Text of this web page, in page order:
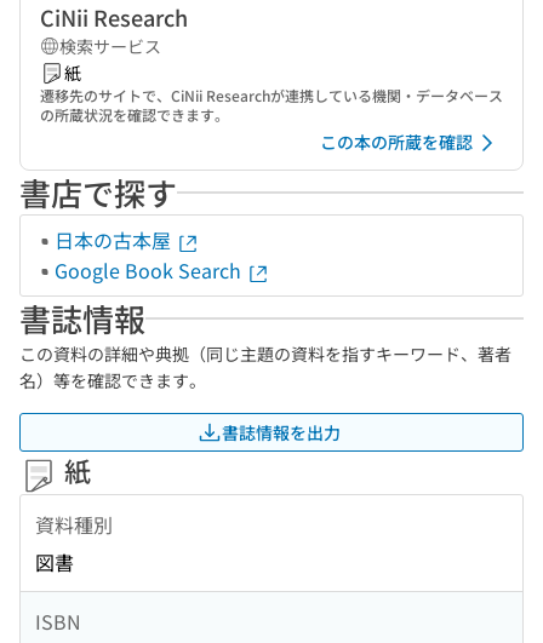
CiNii Research
検索サービス
紙
遷移先のサイトで、CiNii Researchが連携している機関・データベース
の所蔵状況を確認できます。
この本の所蔵を確認
書店で探す
日本の古本屋
Google Book Search
書誌情報
この資料の詳細や典拠（同じ主題の資料を指すキーワード、著者
名）等を確認できます。
書誌情報を出力
紙
資料種別
図書
ISBN